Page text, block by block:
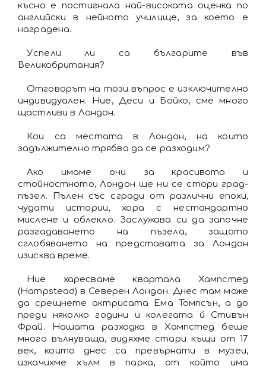
късно е постигнала най-високата оценка по
английски в нейното училище, за което е
наградена.
Успели ли са българите във
Великобритания?
Отговорът на този въпрос е изключително
индивидуален. Ние, Деси и Бойко, сме много
щастливи в Лондон.
Кои са местата в Лондон, на които
задължително трябва да се разходим?
Ако имаме очи за красивото и
стойностното, Лондон ще ни се стори град-
пъзел. Пълен със сгради от различни епохи,
чудати истории, хора с нестандартно
мислене и облекло. Заслужава си да започне
разгадаването на пъзела, защото
сглобяването на представата за Лондон
изисква време.
Ние харесваме квартала Хампстед
(Hampstead) в Северен Лондон. Днес там може
да срещнете актрисата Ема Томпсън, а до
преди няколко години и колегата й Стивън
Фрай. Нашата разходка в Хампстед беше
много вълнуваща, видяхме стари къщи от 17
век, които днес са превърнати в музеи,
изкачихме хълм в парка, от който има